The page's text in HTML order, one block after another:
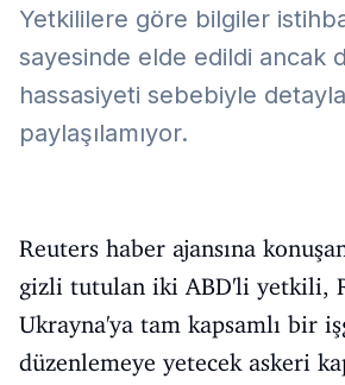
Yetkililere göre bilgiler
sayesinde elde edildi ancak
hassasiyeti sebebiyle
paylaşılamıyor.
Reuters haber ajansına
gizli tutulan iki ABD'li yetkili,
Ukrayna'ya tam kapsamlı bir
düzenlemeye yetecek askeri